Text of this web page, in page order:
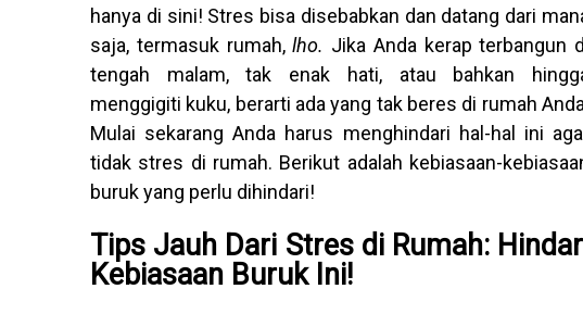
hanya di sini! Stres bisa disebabkan dan datang dari
saja, termasuk rumah,lho. Jika Anda kerap terbangun
tengah malam, tak enak hati, atau bahkan
menggigiti kuku, berarti ada yang tak beres di rumah
Mulai sekarang Anda harus menghindari hal-hal ini
tidak stres di rumah. Berikut adalah kebiasaan-
buruk yang perlu dihindari!
Tips Jauh Dari Stres di Rumah:
Kebiasaan Buruk Ini!